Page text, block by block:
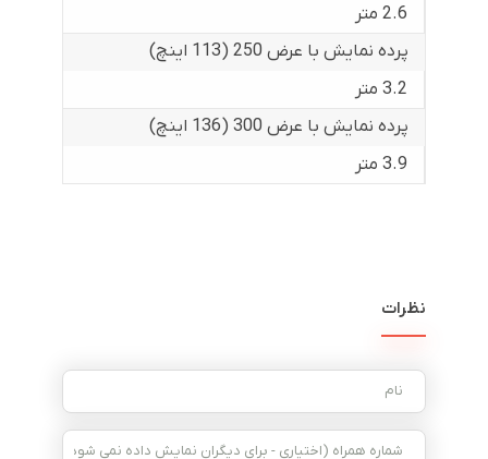
2.6 متر
پرده نمایش با عرض 250 (113 اینچ)
3.2 متر
پرده نمایش با عرض 300 (136 اینچ)
3.9 متر
نظرات